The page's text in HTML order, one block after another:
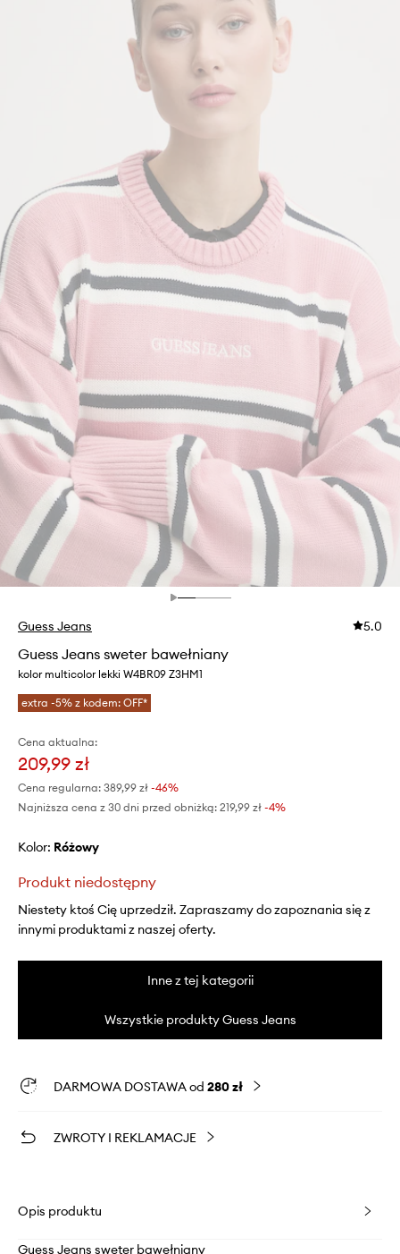
Guess Jeans 5.0
Guess Jeans sweter bawełniany
kolor multicolor lekki W4BR09 Z3HM1
extra -5% z kodem: OFF*
Cena aktualna:
209,99 zł
Cena regularna: 389,99 zł -46%
Najniższa cena z 30 dni przed obniżką: 219,99 zł -4%
Kolor: różowy
Produkt niedostępny
Niestety ktoś Cię uprzedził. Zapraszamy do zapoznania się z
innymi produktami z naszej oferty.
Inne z tej kategorii
Wszystkie produkty Guess Jeans
DARMOWA DOSTAWA od 280 zł
ZWROTY I REKLAMACJE
Opis produktu
Guess Jeans sweter bawełniany